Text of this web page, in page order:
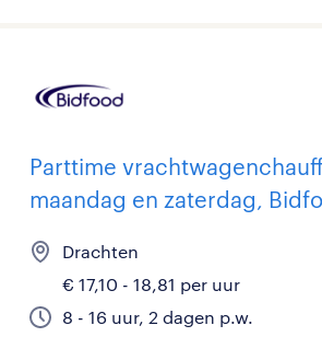
Parttime
maandag en zaterdag,
Drachten
€ 17,10 - 18,81 per uur
8 - 16 uur, 2 dagen p.w.